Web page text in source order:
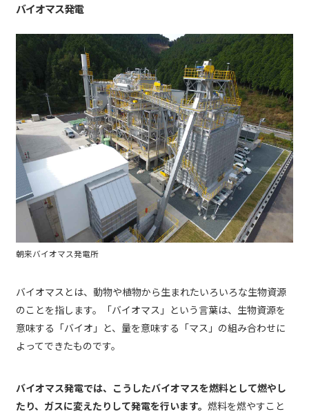
バイオマス発電
朝来バイオマス発電所
バイオマスとは、動物や植物から生まれたいろいろな生物資源
のことを指します。「バイオマス」という言葉は、生物資源を
意味する「バイオ」と、量を意味する「マス」の組み合わせに
よってできたものです。
バイオマス発電では、こうしたバイオマスを燃料として燃やし
たり、ガスに変えたりして発電を行います。 燃料を燃やすこと